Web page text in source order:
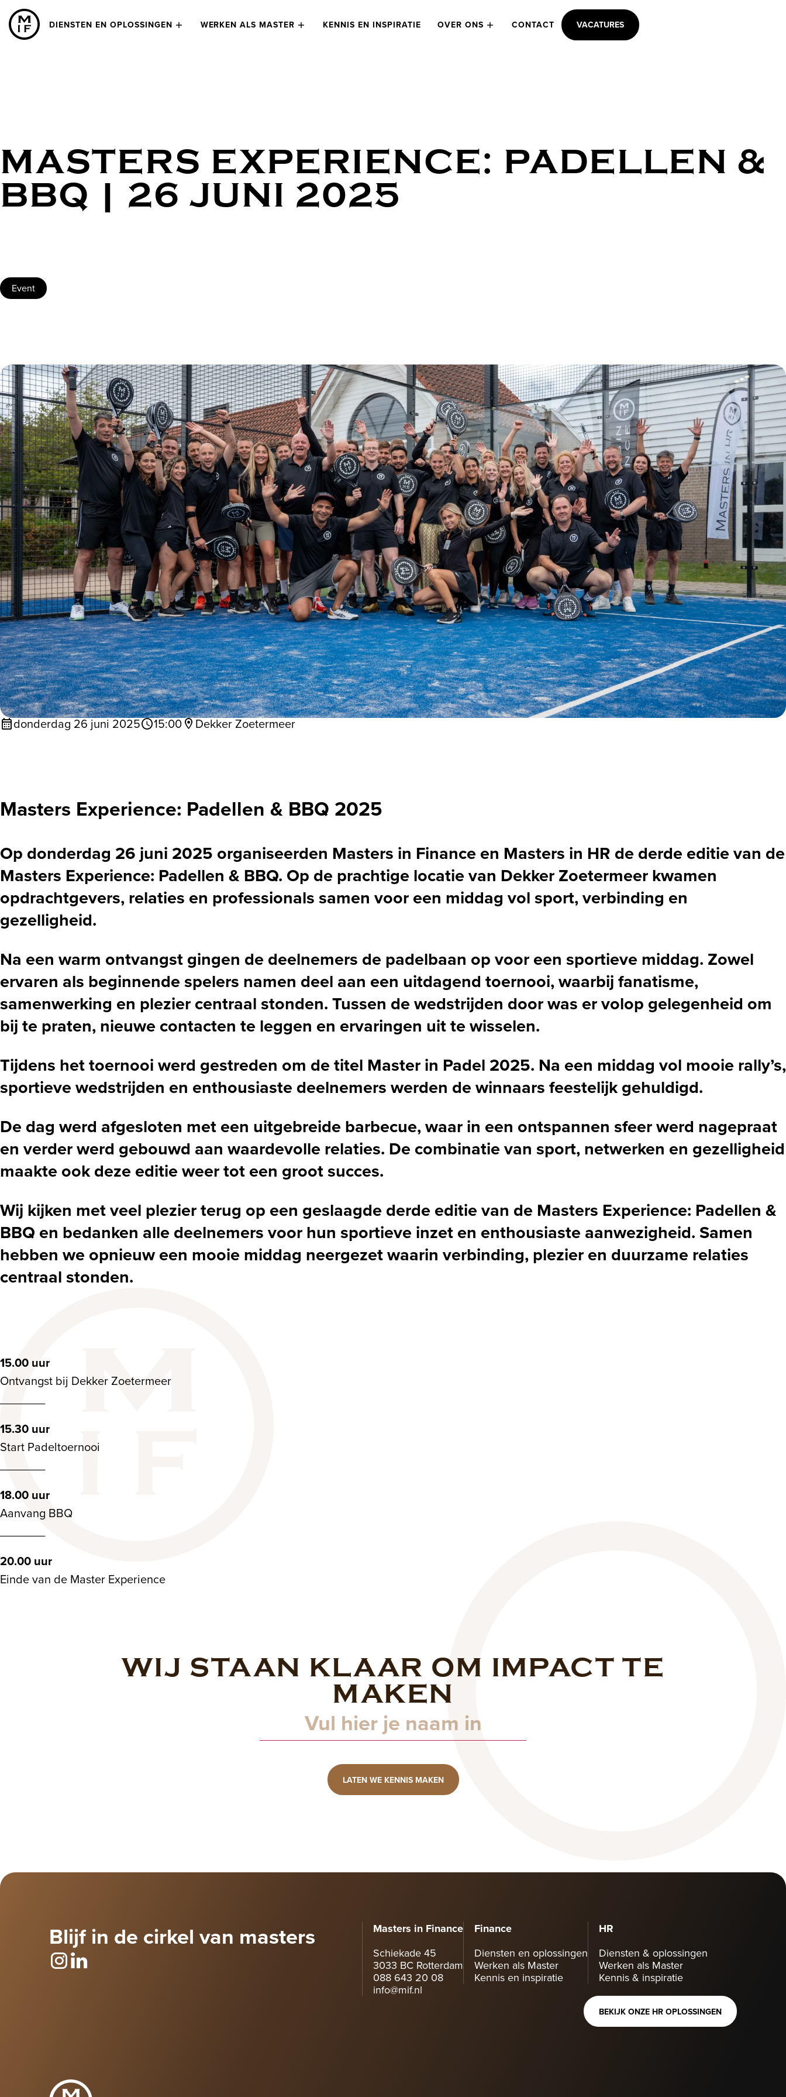
DIENSTEN EN OPLOSSINGEN WERKEN ALS MASTER KENNIS EN INSPIRATIE OVER ONS CONTACT VACATURES
MASTERS EXPERIENCE: PADELLEN &
BBQ | 26 JUNI 2025
Event
donderdag 26 juni 2025 15:00 Dekker Zoetermeer
Masters Experience: Padellen & BBQ 2025
Op donderdag 26 juni 2025 organiseerden Masters in Finance en Masters in HR de derde editie van de
Masters Experience: Padellen & BBQ. Op de prachtige locatie van Dekker Zoetermeer kwamen
opdrachtgevers, relaties en professionals samen voor een middag vol sport, verbinding en
gezelligheid.
Na een warm ontvangst gingen de deelnemers de padelbaan op voor een sportieve middag. Zowel
ervaren als beginnende spelers namen deel aan een uitdagend toernooi, waarbij fanatisme,
samenwerking en plezier centraal stonden. Tussen de wedstrijden door was er volop gelegenheid om
bij te praten, nieuwe contacten te leggen en ervaringen uit te wisselen.
Tijdens het toernooi werd gestreden om de titel Master in Padel 2025. Na een middag vol mooie rally’s,
sportieve wedstrijden en enthousiaste deelnemers werden de winnaars feestelijk gehuldigd.
De dag werd afgesloten met een uitgebreide barbecue, waar in een ontspannen sfeer werd nagepraat
en verder werd gebouwd aan waardevolle relaties. De combinatie van sport, netwerken en gezelligheid
maakte ook deze editie weer tot een groot succes.
Wij kijken met veel plezier terug op een geslaagde derde editie van de Masters Experience: Padellen &
BBQ en bedanken alle deelnemers voor hun sportieve inzet en enthousiaste aanwezigheid. Samen
hebben we opnieuw een mooie middag neergezet waarin verbinding, plezier en duurzame relaties
centraal stonden.
15.00 uur
Ontvangst bij Dekker Zoetermeer
15.30 uur
Start Padeltoernooi
18.00 uur
Aanvang BBQ
20.00 uur
Einde van de Master Experience
WIJ STAAN KLAAR OM IMPACT TE
MAKEN
Naam
LATEN WE KENNIS MAKEN
Blijf in de cirkel van masters Masters in Finance
Schiekade 45
3033 BC Rotterdam
088 643 20 08
info@mif.nl
Finance
Diensten en oplossingen
Werken als Master
Kennis en inspiratie
HR
Diensten & oplossingen
Werken als Master
Kennis & inspiratie
BEKIJK ONZE HR OPLOSSINGEN